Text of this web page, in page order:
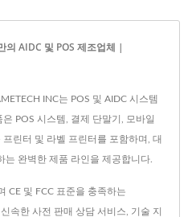
의 AIDC 및 POS 제조업체 |
INC는 POS 및 AIDC 시스템
POS 시스템, 결제 단말기, 모바일
린터 및 라벨 프린터를 포함하며, 대
는 완벽한 제품 라인을 제공합니다.
CE 및 FCC 표준을 충족하는
속한 사전 판매 상담 서비스, 기술 지